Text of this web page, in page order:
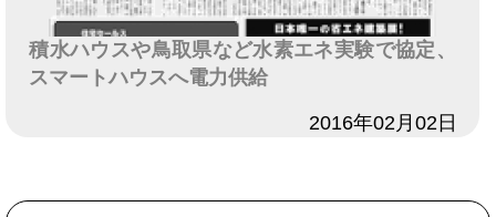
積水ハウスや鳥取県など水素エネ実験で協定、
スマートハウスへ電力供給
2016年02月02日